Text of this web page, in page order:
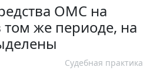
ОМС на
же периоде, на
Судебная практика